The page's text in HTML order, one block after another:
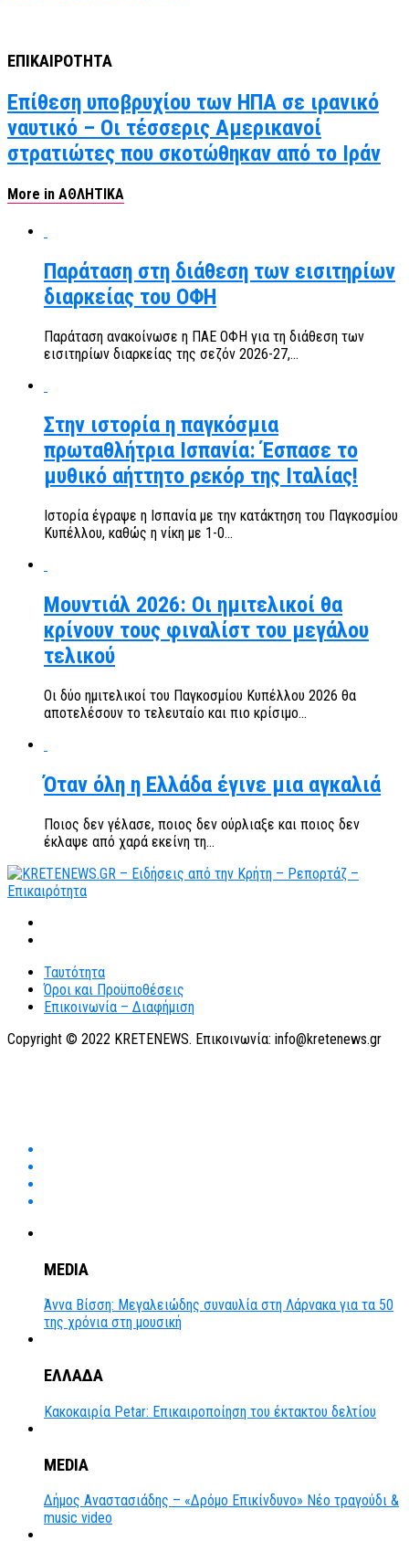
ΕΠΙΚΑΙΡΟΤΗΤΑ
Επίθεση υποβρυχίου των ΗΠΑ σε ιρανικό
ναυτικό – Οι τέσσερις Αμερικανοί
στρατιώτες που σκοτώθηκαν από το Ιράν
More in ΑΘΛΗΤΙΚΑ
Παράταση στη διάθεση των εισιτηρίων
διαρκείας του ΟΦΗ
Παράταση ανακοίνωσε η ΠΑΕ ΟΦΗ για τη διάθεση των
εισιτηρίων διαρκείας της σεζόν 2026-27,...
Στην ιστορία η παγκόσμια
πρωταθλήτρια Ισπανία: Έσπασε το
μυθικό αήττητο ρεκόρ της Ιταλίας!
Ιστορία έγραψε η Ισπανία με την κατάκτηση του Παγκοσμίου
Κυπέλλου, καθώς η νίκη με 1-0...
Μουντιάλ 2026: Οι ημιτελικοί θα
κρίνουν τους φιναλίστ του μεγάλου
τελικού
Οι δύο ημιτελικοί του Παγκοσμίου Κυπέλλου 2026 θα
αποτελέσουν το τελευταίο και πιο κρίσιμο...
Όταν όλη η Ελλάδα έγινε μια αγκαλιά
Ποιος δεν γέλασε, ποιος δεν ούρλιαξε και ποιος δεν
έκλαψε από χαρά εκείνη τη...
Ταυτότητα
Όροι και Προϋποθέσεις
Επικοινωνία – Διαφήμιση
Copyright © 2022 KRETENEWS. Επικοινωνία: info@kretenews.gr
MEDIA
Άννα Βίσση: Μεγαλειώδης συναυλία στη Λάρνακα για τα 50
της χρόνια στη μουσική
ΕΛΛΑΔΑ
Κακοκαιρία Petar: Επικαιροποίηση του έκτακτου δελτίου
MEDIA
Δήμος Αναστασιάδης – «Δρόμο Επικίνδυνο» Νέο τραγούδι &
music video